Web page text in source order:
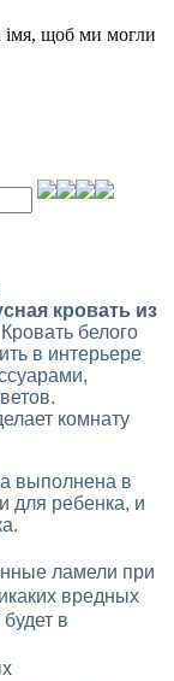
iмя, щоб ми могли
кровать из
белого
в интерьере
комнату
выполнена в
для ребенка, и
ламели при
вредных
в